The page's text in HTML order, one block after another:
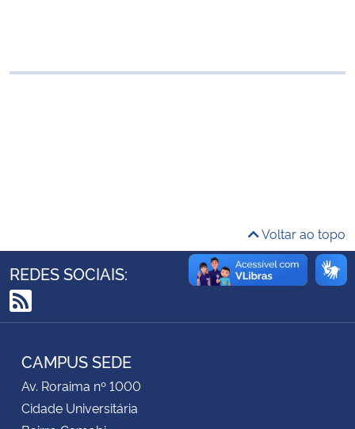
Controladoria-Geral da União
Secretaria-Geral
Voltar ao topo
REDES SOCIAIS:
RSS
CAMPUS SEDE
Av. Roraima nº 1000
Cidade Universitária